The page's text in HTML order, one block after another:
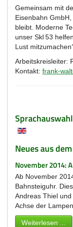
Gemeinsam mit
Eisenbahn
bleibt. Moderne
unser Skl 53
Lust
Arbeitskreisleiter:
Kontakt: frank-
Sprachauswahl
Neues aus
November 2014:
Ab November
Bahnsteiguhr.
Andreas Thiel
Achse der
Weiterlesen ...